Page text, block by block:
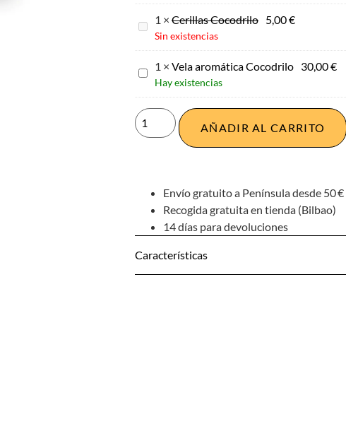
HERRAMIENTA
Cerillas
Cocodrilo
1 × Cerillas Cocodrilo 5,00€
Sin existencias
Vela
aromática
Cocodrilo
1 × Vela aromática Cocodrilo 30,00€
Hay existencias
AÑADIR AL CARRITO
Envío gratuito a Península desde 50 €
Recogida gratuita en tienda (Bilbao)
14 días para devoluciones
Características